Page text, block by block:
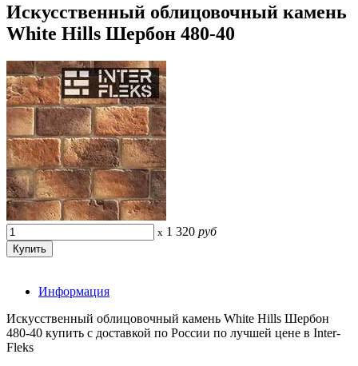
Искусственный облицовочный камень
White Hills Шербон 480-40
x 1 320 руб
Информация
Искусственный облицовочный камень White Hills Шербон
480-40 купить с доставкой по России по лучшей цене в Inter-
Fleks